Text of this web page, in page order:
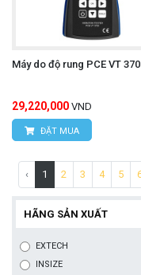
Máy do độ rung PCE VT
29,220,000 VND
ĐẶT MUA
‹ 1 2 3 4 5
HÃNG SẢN XUẤT
EXTECH
INSIZE